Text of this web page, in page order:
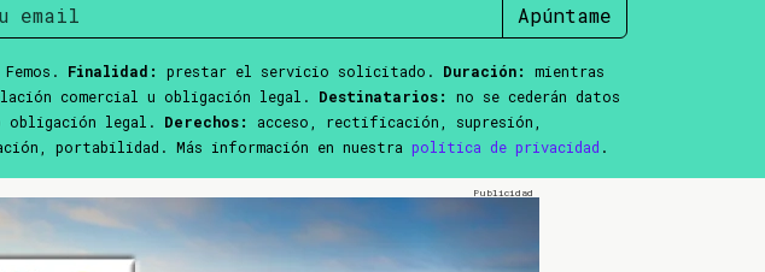
Apúntame
Femos. Finalidad: prestar el servicio solicitado. Duración:
mientras
comercial u obligación legal. Destinatarios:
no se cederán datos
obligación legal. Derechos:
acceso, rectificación, supresión,
portabilidad. Más información en nuestra política de privacidad .